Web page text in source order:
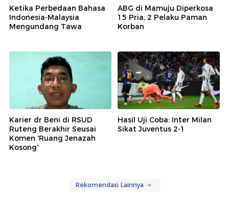
Ketika Perbedaan Bahasa
Indonesia-Malaysia
Mengundang Tawa
ABG di Mamuju Diperkosa
15 Pria, 2 Pelaku Paman
Korban
Karier dr Beni di RSUD
Ruteng Berakhir Seusai
Komen 'Ruang Jenazah
Kosong'
Hasil Uji Coba: Inter Milan
Sikat Juventus 2-1
Rekomendasi Lainnya